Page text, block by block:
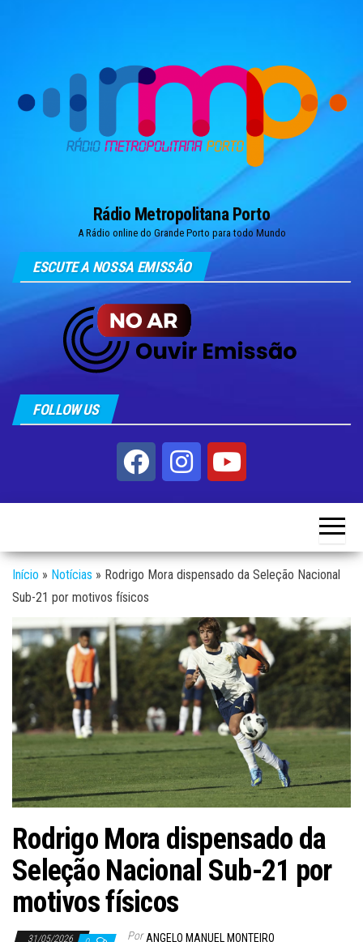
Rádio Metropolitana Porto
A Rádio online do Grande Porto para todo Mundo
ESCUTE A NOSSA EMISSÃO
FOLLOW US
Início » Notícias » Rodrigo Mora dispensado da Seleção Nacional
Sub-21 por motivos físicos
Rodrigo Mora dispensado da
Seleção Nacional Sub-21 por
motivos físicos
31/05/2026 Por ANGELO MANUEL MONTEIRO